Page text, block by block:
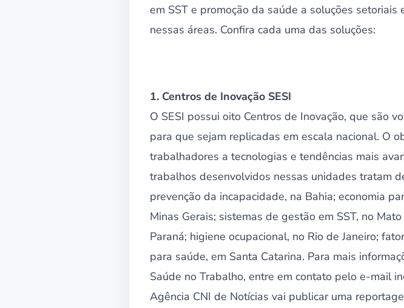
em SST e promoção da saúde a soluções
nessas áreas. Confira cada uma das soluções:
1. Centros de Inovação SESI
O SESI possui oito Centros de Inovação, que são
para que sejam replicadas em escala nacional. O
trabalhadores a tecnologias e tendências mais
trabalhos desenvolvidos nessas unidades tratam
prevenção da incapacidade, na Bahia; economia
Minas Gerais; sistemas de gestão em SST, no
Paraná; higiene ocupacional, no Rio de Janeiro;
para saúde, em Santa Catarina. Para mais
Saúde no Trabalho, entre em contato pelo e-mail
Agência CNI de Notícias vai publicar uma